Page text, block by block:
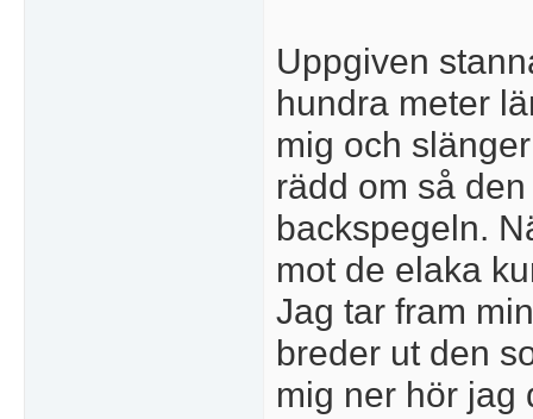
Uppgiven
hundra meter
mig och
rädd om så
backspegeln.
mot de elaka
Jag tar fram
breder ut den
mig ner hör jag